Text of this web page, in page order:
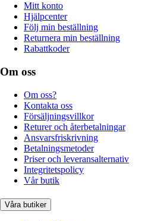
Mitt konto
Hjälpcenter
Följ min beställning
Returnera min beställning
Rabattkoder
Om oss
Om oss?
Kontakta oss
Försäljningsvillkor
Returer och återbetalningar
Ansvarsfriskrivning
Betalningsmetoder
Priser och leveransalternativ
Integritetspolicy
Vår butik
Våra butiker